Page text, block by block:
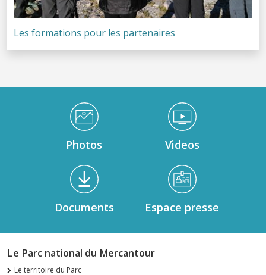
Les formations pour les partenaires
Médiathèque Footer
Photos Videos
Documents Espace presse
Le Parc national du Mercantour
Le territoire du Parc